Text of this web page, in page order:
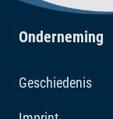
Onderneming
Geschiedenis